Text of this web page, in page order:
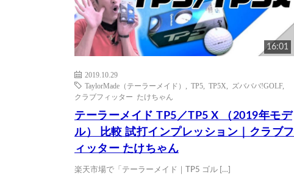
16:01
2019.10.29
TaylorMade（テーラーメイド）
TP5 TP5X ズバババ!GOLF,
クラブフィッター たけちゃん
テーラーメイド TP5／TP5 X （2019年モデ
ル） 比較 試打インプレッション｜クラブフ
ィッター たけちゃん
楽天市場で「テーラーメイド｜TP5 ゴル […]